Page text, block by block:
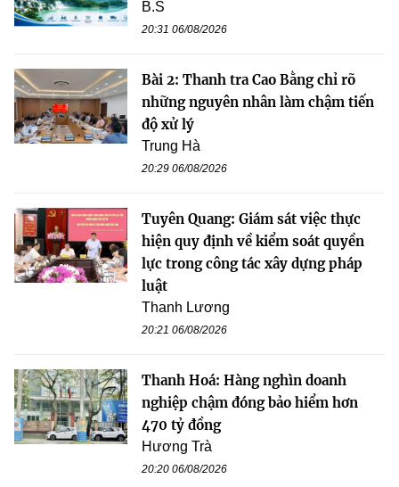
B.S
20:31 06/08/2026
Bài 2: Thanh tra Cao Bằng chỉ rõ
những nguyên nhân làm chậm tiến
độ xử lý
Trung Hà
20:29 06/08/2026
Tuyên Quang: Giám sát việc thực
hiện quy định về kiểm soát quyền
lực trong công tác xây dựng pháp
luật
Thanh Lương
20:21 06/08/2026
Thanh Hoá: Hàng nghìn doanh
nghiệp chậm đóng bảo hiểm hơn
470 tỷ đồng
Hương Trà
20:20 06/08/2026